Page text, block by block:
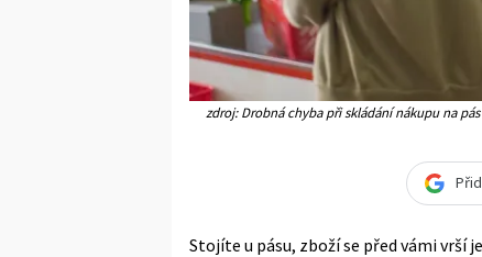
zdroj: Drobná chyba při skládání nákupu na
Stojíte u pásu, zboží se před vámi vrší